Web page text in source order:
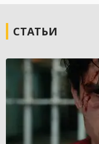
СТАТЬИ